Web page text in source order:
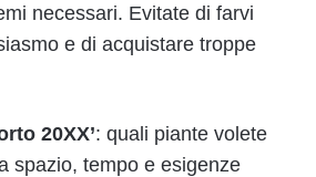
necessari. Evitate di farvi
e di acquistare troppe
20XX’: quali piante volete
spazio, tempo e esigenze